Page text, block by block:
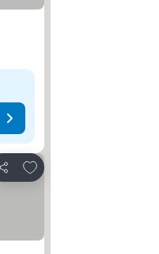
Teilen
Zu Favoriten hinzufügen